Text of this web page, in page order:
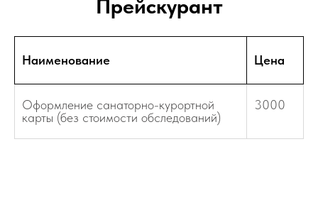
Прейскурант
Наименование Цена
Оформление санаторно-курортной
карты (без стоимости обследований)
3000